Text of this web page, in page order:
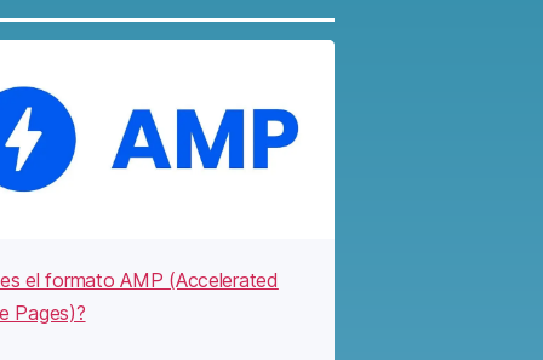
el formato AMP (Accelerated
Pages)?